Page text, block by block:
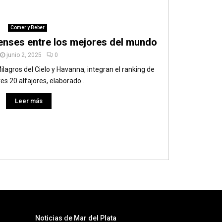
Comer y Beber
entre los mejores del mundo
junio 2, 2025 0
del Cielo y Havanna, integran el ranking de
20 alfajores, elaborado...
Leer más
Noticias de Mar del Plata